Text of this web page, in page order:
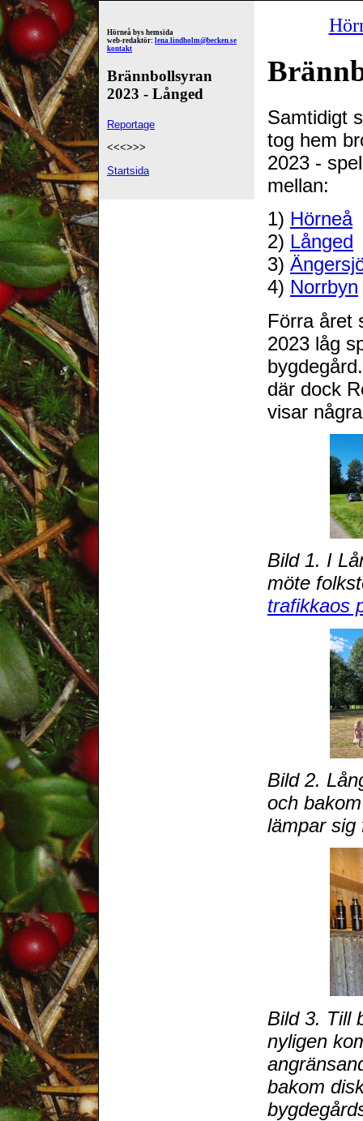
Hörneå bys hemsida
web-redaktör: lena.lindholm@becken.se
kontakt
Brännbollsyran
2023 - Långed
Reportage
<<<>>>
Startsida
Samtidigt
tog hem
2023 -
mellan:
1) Hörneå
2) Långed
3)
4) Norrbyn
Förra året
2023 låg
där dock
visar
Bild 1. I
möte
trafikkaos
Bild 2.
och
lämpar sig
Bild 3. Till
nyligen
bakom